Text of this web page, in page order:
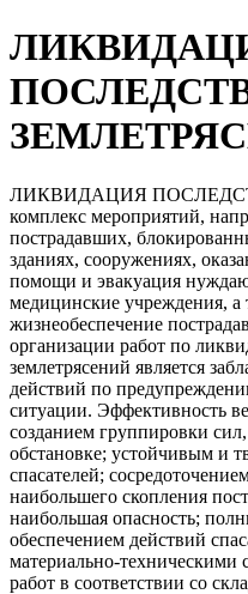
ЛИКВИДАЦИЯ
комплекс мероприятий,
пострадавших,
зданиях, сооружениях,
помощи и эвакуация
медицинские учреждения, а
жизнеобеспечение
организации работ по
землетрясений является
действий по
ситуации. Эффективность
созданием группировки
обстановке; устойчивым и
спасателей;
наибольшего скопления
наибольшая опасность;
обеспечением действий
материально-техническими
работ в соответствии со